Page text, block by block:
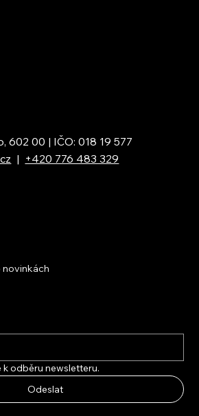
602 00 | IČO: 018 19 577
| +420 776 483 329
k odběru newsletteru.
Odeslat